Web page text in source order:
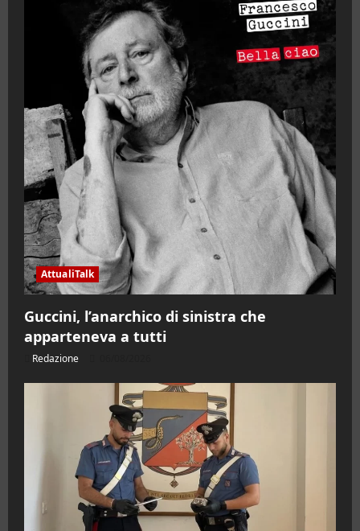
AttualiTalk
Guccini, l’anarchico di sinistra che
apparteneva a tutti
Redazione